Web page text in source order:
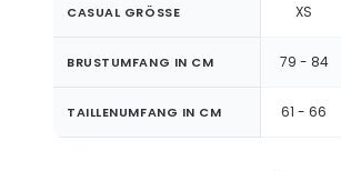
CASUAL GRÖSSE XS
BRUSTUMFANG IN CM 79 - 84
TAILLENUMFANG IN CM 61 - 66